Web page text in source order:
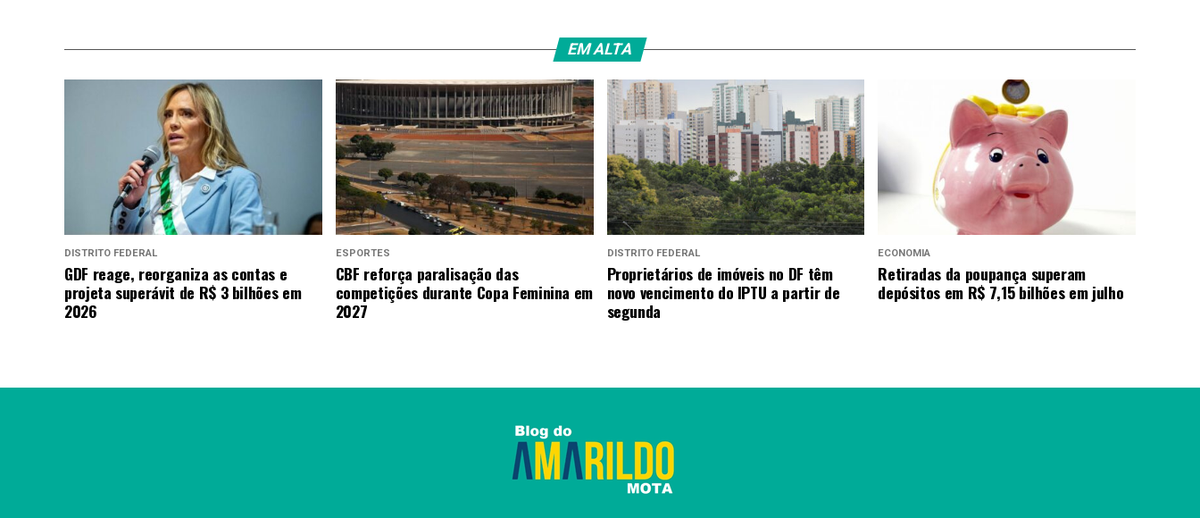
EM ALTA
DISTRITO FEDERAL
GDF reage, reorganiza as contas e
projeta superávit de R$ 3 bilhões em
2026
ESPORTES
CBF reforça paralisação das
competições durante Copa Feminina em
2027
DISTRITO FEDERAL
Proprietários de imóveis no DF têm
novo vencimento do IPTU a partir de
segunda
ECONOMIA
Retiradas da poupança superam
depósitos em R$ 7,15 bilhões em julho